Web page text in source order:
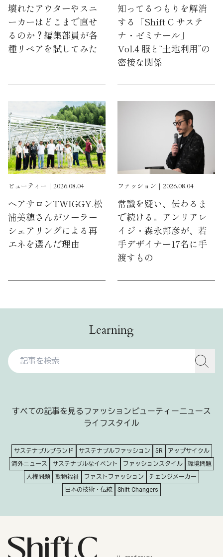
壊れたアウターやスニ
ーカーはどこまで直せ
るのか？編集部員が各
種リペアを試してみた
知ってるつもりを解消
する「Shift C サステ
ナ・ゼミナール」
Vol.4 服と“土地利用”の
密接な関係
ビューティー｜2026.08.04
ヘアサロンTWIGGY.松
浦美穂さんがソーラー
シェアリングによる再
エネを選んだ理由
ファッション｜2026.08.04
常識を疑い、伝わるま
で続ける。アンリアレ
イジ・森永邦彦が、若
手デザイナー17名に手
渡すもの
Learning
すべての記事を見る ファッションビューティーニュース
ライフスタイル
サステナブルブランド サステナブルファッション 5R
アップサイクル
海外ニュース
サステナブルなイベント ファッションスタイル
環境問題
人権問題
動物福祉 ファストファッション
チェンジメーカー
日本の技術・伝統
Shift Changers